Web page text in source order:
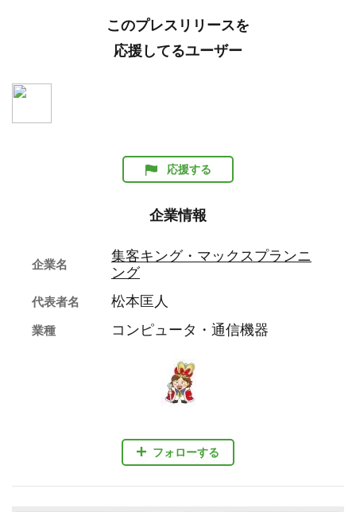
このプレスリリースを
応援してるユーザー
応援する
企業情報
フォローする
企業名
集客キング・マックスプランニ
ング
代表者名 松本匡人
業種 コンピュータ・通信機器